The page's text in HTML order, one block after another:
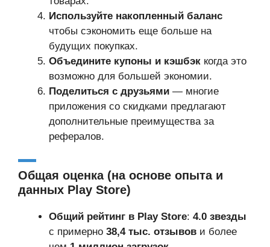
Используйте накопленный баланс
чтобы сэкономить еще больше на
будущих покупках.
Объедините купоны и кэшбэк когда это
возможно для большей экономии.
Поделиться с друзьями — многие
приложения со скидками предлагают
дополнительные преимущества за
рефералов.
Общая оценка (на основе опыта и
данных Play Store)
Общий рейтинг в Play Store: 4.0 звезды
с примерно 38,4 тыс. отзывов и более